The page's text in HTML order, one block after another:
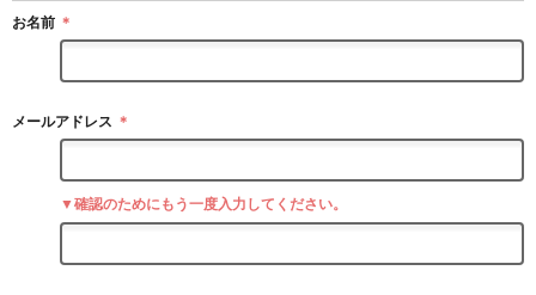
お名前 ＊
メールアドレス ＊
▼確認のためにもう一度入力してください。